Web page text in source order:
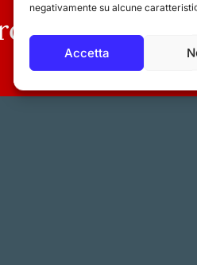
negativamente su alcune
Accetta
Operatore